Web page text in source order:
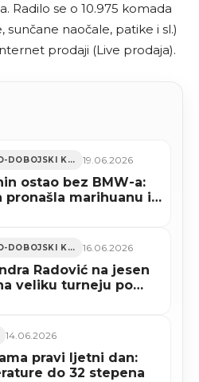
Radilo se o 10.975 komada
naočale, patike i sl.)
prodaji (Live prodaja).
ZENIČKO-DOBOJSKI KANTON 19.06.2026
ostao bez BMW-a:
pronašla marihuanu i
ZENIČKO-DOBOJSKI KANTON 16.06.2026
Radović na jesen
veliku turneju po
14.06.2026
pravi ljetni dan:
do 32 stepena